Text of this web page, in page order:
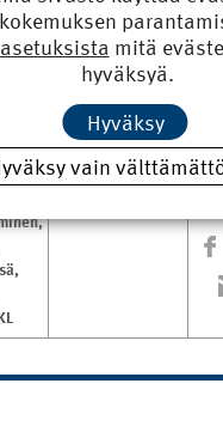
polvea, joten käyn
,
,
asetuksista mitä
hyväksyä.
Hyväksy
vain